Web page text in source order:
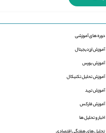
دوره های آموزشی
آموزش ارز دیجیتال
آموزش بورس
آموزش تحلیل تکنیکال
آموزش ترید
آموزش فارکس
اخبار و تحلیل ها